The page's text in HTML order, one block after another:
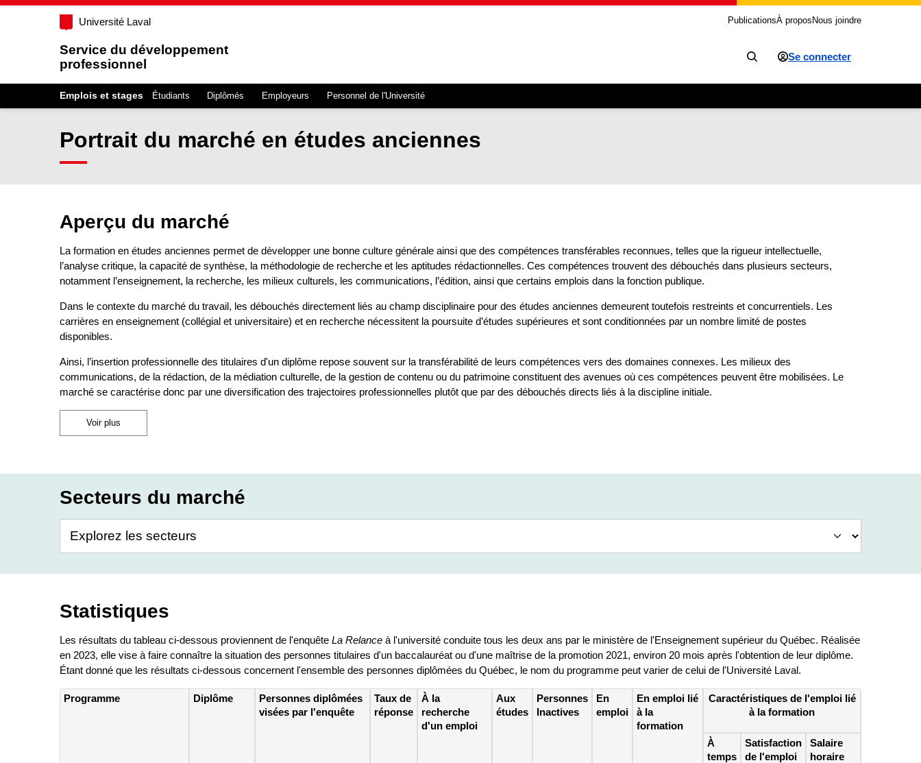
Université Laval PublicationsÀ proposNous joindre
Service du développement
professionnel
Se connecter
Emplois et stages Étudiants Diplômés Employeurs Personnel de l'Université
Portrait du marché en études anciennes
Aperçu du marché
La formation en études anciennes permet de développer une bonne culture générale ainsi que des compétences transférables reconnues, telles que la rigueur intellectuelle,
l’analyse critique, la capacité de synthèse, la méthodologie de recherche et les aptitudes rédactionnelles. Ces compétences trouvent des débouchés dans plusieurs secteurs,
notamment l’enseignement, la recherche, les milieux culturels, les communications, l’édition, ainsi que certains emplois dans la fonction publique.
Dans le contexte du marché du travail, les débouchés directement liés au champ disciplinaire pour des études anciennes demeurent toutefois restreints et concurrentiels. Les
carrières en enseignement (collégial et universitaire) et en recherche nécessitent la poursuite d’études supérieures et sont conditionnées par un nombre limité de postes
disponibles.
Ainsi, l’insertion professionnelle des titulaires d'un diplôme repose souvent sur la transférabilité de leurs compétences vers des domaines connexes. Les milieux des
communications, de la rédaction, de la médiation culturelle, de la gestion de contenu ou du patrimoine constituent des avenues où ces compétences peuvent être mobilisées. Le
marché se caractérise donc par une diversification des trajectoires professionnelles plutôt que par des débouchés directs liés à la discipline initiale.
Voir plus
Secteurs du marché
Statistiques
Les résultats du tableau ci-dessous proviennent de l'enquête La Relance à l'université conduite tous les deux ans par le ministère de l'Enseignement supérieur du Québec. Réalisée
en 2023, elle vise à faire connaître la situation des personnes titulaires d'un baccalauréat ou d'une maîtrise de la promotion 2021, environ 20 mois après l'obtention de leur diplôme.
Étant donné que les résultats ci-dessous concernent l'ensemble des personnes diplômées du Québec, le nom du programme peut varier de celui de l'Université Laval.
Programme Diplôme
Personnes diplômées
visées par l'enquête
Taux de
réponse
À la
recherche
d'un emploi
Aux
études
Personnes
Inactives
En
emploi
En emploi lié
à la
formation
Caractéristiques de l'emploi lié
à la formation
À
temps
Satisfaction
de l'emploi
Salaire
horaire